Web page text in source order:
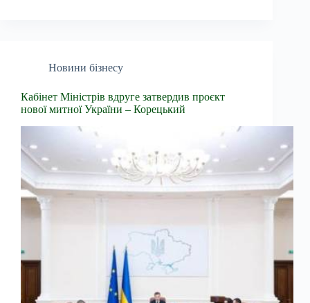
Новини бізнесу
Кабінет Міністрів вдруге затвердив проєкт
нової митної України – Корецький